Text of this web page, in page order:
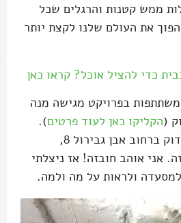
ממש קטנות והרגלים שכל
את העולם שלנו לקצת יותר
כדי להציל אוכל? קראו כאן
בפרויקט מגישה מנה
(הקליקו כאן לעוד פרטים).
אחת מהן היא מסעדת דוק ברחוב אבן גבירול 8,
אני אוהב חובזה! אז ניצלתי
למסעדה ולראות על מה ולמה.